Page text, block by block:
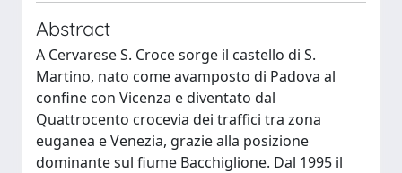
Abstract
A Cervarese S. Croce sorge il castello di S.
Martino, nato come avamposto di Padova al
confine con Vicenza e diventato dal
Quattrocento crocevia dei traffici tra zona
euganea e Venezia, grazie alla posizione
dominante sul fiume Bacchiglione. Dal 1995 il